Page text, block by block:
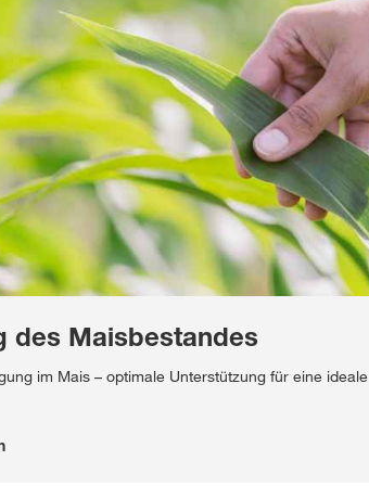
des Maisbestandes
im Mais – optimale Unterstützung für eine ideale